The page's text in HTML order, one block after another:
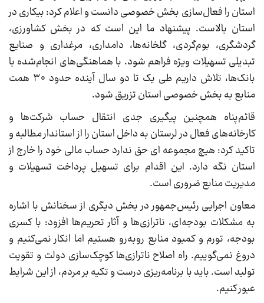
استان را فعال‌سازی بخش خصوصی دانست و اعلام کرد: بیکاری در
استان بالاست. پیشنهاد ما این است که در بخش کشاورزی،
گردشگری، بوم‌گردی، گلخانه‌ها، دامداری، مرغداری و صنایع
تبدیلی تسهیلات ویژه فراهم شود. با هماهنگی‌های انجام‌شده با
بانک‌ها، تلاش داریم طی یک تا دو سال آینده حدود ۳۰ همت
منابع به بخش خصوصی استان تزریق شود.
قائم‌پناه همچنین پیگیری جدی انتقال حساب شرکت‌ها و
کارخانه‌های فعال در لرستان به داخل استان را از استاندار مطالبه و
تاکید کرد: هیچ مجموعه‌ ای حق ندارد حساب مالی خود را خارج از
استان نگه دارد. این اقدام برای تسهیل پرداخت تسهیلات و
مدیریت منابع ضروری است.
معاون اجرایی رئیس‌جمهور در بخش دیگری از سخنانش با اشاره
به مشکلات بودجه‌ای، ناترازی‌ها و آثار تحریم‌ها افزود: با کسری
بودجه، تورم و کمبود منابع روبه‌رو هستیم اما انکار نمی‌کنیم و
دروغ نمی‌گوییم. راه اصلاح ناترازی‌ها کوچک‌سازی دولت و تقویت
تولید است. باید با برنامه‌ریزی درست و تکیه بر مردم، از این شرایط
عبور کنیم.